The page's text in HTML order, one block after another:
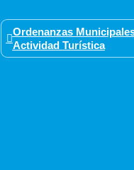
Ordenanzas
Actividad Turística